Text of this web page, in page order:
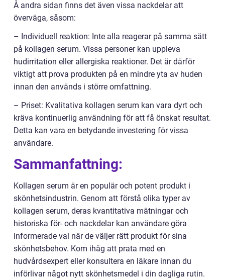
Å andra sidan finns det även vissa nackdelar att
överväga, såsom:
– Individuell reaktion: Inte alla reagerar på samma sätt
på kollagen serum. Vissa personer kan uppleva
hudirritation eller allergiska reaktioner. Det är därför
viktigt att prova produkten på en mindre yta av huden
innan den används i större omfattning.
– Priset: Kvalitativa kollagen serum kan vara dyrt och
kräva kontinuerlig användning för att få önskat resultat.
Detta kan vara en betydande investering för vissa
användare.
Sammanfattning:
Kollagen serum är en populär och potent produkt i
skönhetsindustrin. Genom att förstå olika typer av
kollagen serum, deras kvantitativa mätningar och
historiska för- och nackdelar kan användare göra
informerade val när de väljer rätt produkt för sina
skönhetsbehov. Kom ihåg att prata med en
hudvårdsexpert eller konsultera en läkare innan du
införlivar något nytt skönhetsmedel i din dagliga rutin.